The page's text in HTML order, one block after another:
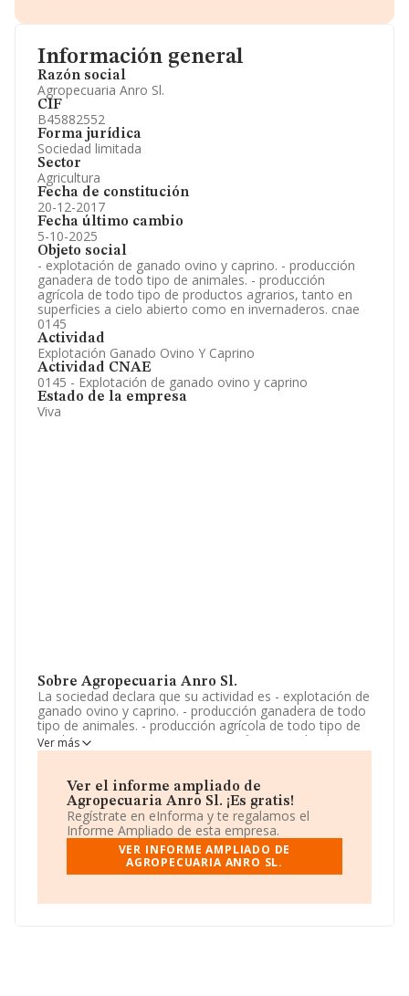
Información general
Razón social
Agropecuaria Anro Sl.
CIF
B45882552
Forma jurídica
Sociedad limitada
Sector
Agricultura
Fecha de constitución
20-12-2017
Fecha último cambio
5-10-2025
Objeto social
- explotación de ganado ovino y caprino. - producción
ganadera de todo tipo de animales. - producción
agrícola de todo tipo de productos agrarios, tanto en
superficies a cielo abierto como en invernaderos. cnae
0145
Actividad
Explotación Ganado Ovino Y Caprino
Actividad CNAE
0145 - Explotación de ganado ovino y caprino
Estado de la empresa
Viva
Sobre Agropecuaria Anro Sl.
La sociedad declara que su actividad es - explotación de
ganado ovino y caprino. - producción ganadera de todo
tipo de animales. - producción agrícola de todo tipo de
productos agrarios, tanto en superficies a cielo abierto
como en invernaderos. cnae 0145. La empresa es una
corresponde a 'Explotación de ganado ovino y caprino',
cuyo Código es 0145. No realiza actividad de
importación y/o exportación.
La plantilla se ha mantenido igual y teniendo en cuenta
la información a disposición de INFORMA, ha contado
con un número de empleados inferior a la media de
Ver más
Ver el informe ampliado de
Agropecuaria Anro Sl. ¡Es gratis!
Regístrate en eInforma y te regalamos el
Informe Ampliado de esta empresa.
VER INFORME AMPLIADO DE
AGROPECUARIA ANRO SL.
Información oficial y registral complementaria.